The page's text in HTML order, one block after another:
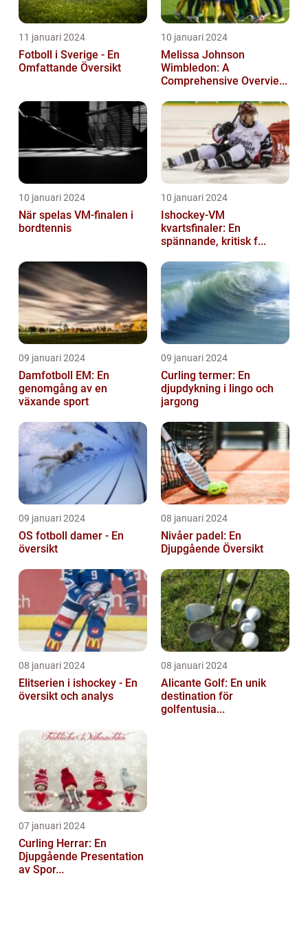
11 januari 2024
Fotboll i Sverige - En
Omfattande Översikt
10 januari 2024
Melissa Johnson
Wimbledon: A
Comprehensive Overvie...
10 januari 2024
När spelas VM-finalen i
bordtennis
10 januari 2024
Ishockey-VM
kvartsfinaler: En
spännande, kritisk f...
09 januari 2024
Damfotboll EM: En
genomgång av en
växande sport
09 januari 2024
Curling termer: En
djupdykning i lingo och
jargong
09 januari 2024
OS fotboll damer - En
översikt
08 januari 2024
Nivåer padel: En
Djupgående Översikt
08 januari 2024
Elitserien i ishockey - En
översikt och analys
08 januari 2024
Alicante Golf: En unik
destination för
golfentusia...
07 januari 2024
Curling Herrar: En
Djupgående Presentation
av Spor...